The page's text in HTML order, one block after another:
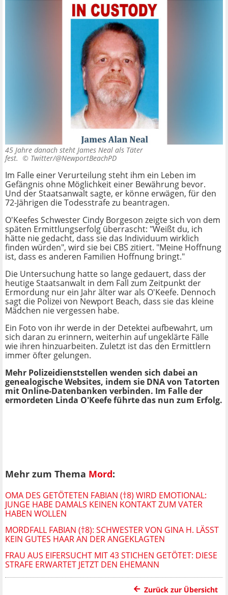
45 Jahre danach steht James Neal als Täter
fest. © Twitter/@NewportBeachPD
Im Falle einer Verurteilung steht ihm ein Leben im
Gefängnis ohne Möglichkeit einer Bewährung bevor.
Und der Staatsanwalt sagte, er könne erwägen, für den
72-Jährigen die Todesstrafe zu beantragen.
O'Keefes Schwester Cindy Borgeson zeigte sich von dem
späten Ermittlungserfolg überrascht: "Weißt du, ich
hätte nie gedacht, dass sie das Individuum wirklich
finden würden", wird sie bei CBS zitiert. "Meine Hoffnung
ist, dass es anderen Familien Hoffnung bringt."
Die Untersuchung hatte so lange gedauert, dass der
heutige Staatsanwalt in dem Fall zum Zeitpunkt der
Ermordung nur ein Jahr älter war als O'Keefe. Dennoch
sagt die Polizei von Newport Beach, dass sie das kleine
Mädchen nie vergessen habe.
Ein Foto von ihr werde in der Detektei aufbewahrt, um
sich daran zu erinnern, weiterhin auf ungeklärte Fälle
wie ihren hinzuarbeiten. Zuletzt ist das den Ermittlern
immer öfter gelungen.
Mehr Polizeidienststellen wenden sich dabei an
genealogische Websites, indem sie DNA von Tatorten
mit Online-Datenbanken verbinden. Im Falle der
ermordeten Linda O'Keefe führte das nun zum Erfolg.
Mehr zum Thema Mord:
OMA DES GETÖTETEN FABIAN (†8) WIRD EMOTIONAL:
JUNGE HABE DAMALS KEINEN KONTAKT ZUM VATER
HABEN WOLLEN
MORDFALL FABIAN (†8): SCHWESTER VON GINA H. LÄSST
KEIN GUTES HAAR AN DER ANGEKLAGTEN
FRAU AUS EIFERSUCHT MIT 43 STICHEN GETÖTET: DIESE
STRAFE ERWARTET JETZT DEN EHEMANN
Zurück zur Übersicht